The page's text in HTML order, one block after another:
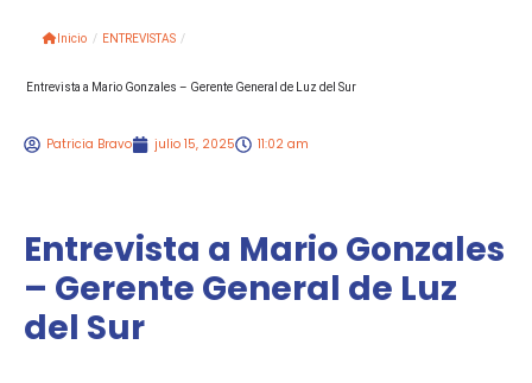
Inicio / ENTREVISTAS /
Entrevista a Mario Gonzales – Gerente General de Luz del Sur
Patricia Bravo julio 15, 2025 11:02 am
Entrevista a Mario Gonzales
– Gerente General de Luz
del Sur